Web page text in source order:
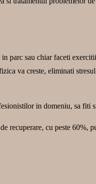
parc sau chiar faceti
va creste, eliminati
in domeniu, sa fiti
cu peste 60%,